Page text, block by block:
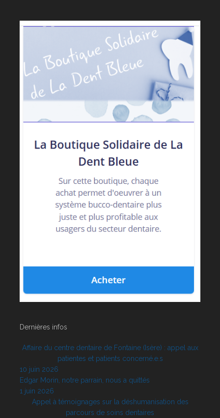
Dernières infos
Affaire du centre dentaire de Fontaine (Isère) : appel aux
patientes et patients concerné.e.s
10 juin 2026
Edgar Morin, notre parrain, nous a quittés
1 juin 2026
Appel à témoignages sur la déshumanisation des
parcours de soins dentaires